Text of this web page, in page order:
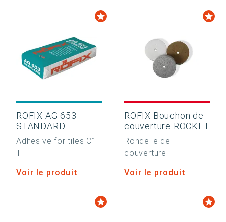
RÖFIX AG 653
STANDARD
Adhesive for tiles C1
T
Voir le produit
RÖFIX Bouchon de
couverture ROCKET
Rondelle de
couverture
Voir le produit